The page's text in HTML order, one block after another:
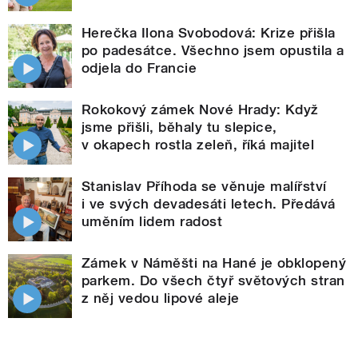
Herečka Ilona Svobodová: Krize přišla
po padesátce. Všechno jsem opustila a
odjela do Francie
Rokokový zámek Nové Hrady: Když
jsme přišli, běhaly tu slepice,
v okapech rostla zeleň, říká majitel
Stanislav Příhoda se věnuje malířství
i ve svých devadesáti letech. Předává
uměním lidem radost
Zámek v Náměšti na Hané je obklopený
parkem. Do všech čtyř světových stran
z něj vedou lipové aleje